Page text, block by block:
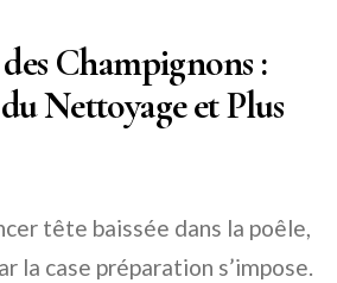
Champignons :
Nettoyage et Plus
tête baissée dans la poêle,
la case préparation s’impose.